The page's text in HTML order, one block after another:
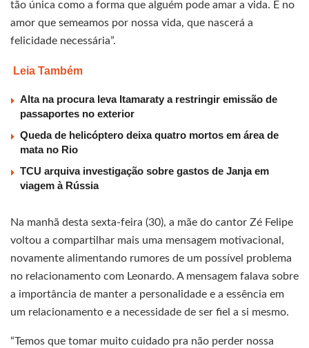
tão única como a forma que alguém pode amar a vida. É no
amor que semeamos por nossa vida, que nascerá a
felicidade necessária”.
Leia Também
Alta na procura leva Itamaraty a restringir emissão de
passaportes no exterior
Queda de helicóptero deixa quatro mortos em área de
mata no Rio
TCU arquiva investigação sobre gastos de Janja em
viagem à Rússia
Na manhã desta sexta-feira (30), a mãe do cantor Zé Felipe
voltou a compartilhar mais uma mensagem motivacional,
novamente alimentando rumores de um possível problema
no relacionamento com Leonardo. A mensagem falava sobre
a importância de manter a personalidade e a essência em
um relacionamento e a necessidade de ser fiel a si mesmo.
“Temos que tomar muito cuidado pra não perder nossa